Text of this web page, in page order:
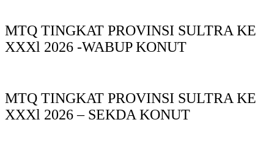
MTQ TINGKAT PROVINSI SULTRA KE
XXXl 2026 -WABUP KONUT
MTQ TINGKAT PROVINSI SULTRA KE
XXXl 2026 – SEKDA KONUT